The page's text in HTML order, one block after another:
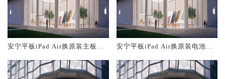
安宁平板iPad Air换原装主板维
安宁平板iPad Air换原装电池维